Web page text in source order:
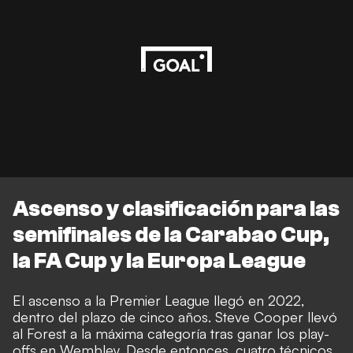
Ascenso y clasificación para las
semifinales de la Carabao Cup,
la FA Cup y la Europa League
El ascenso a la Premier League llegó en 2022,
dentro del plazo de cinco años. Steve Cooper llevó
al Forest a la máxima categoría tras ganar los play-